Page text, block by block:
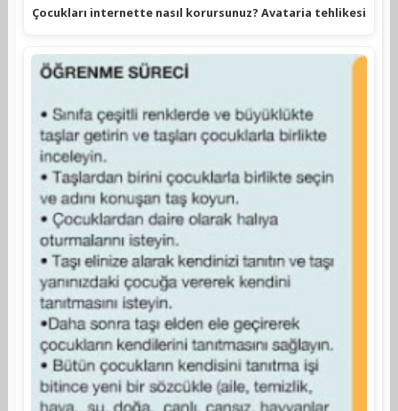
Çocukları internette nasıl korursunuz? Avataria tehlikesi